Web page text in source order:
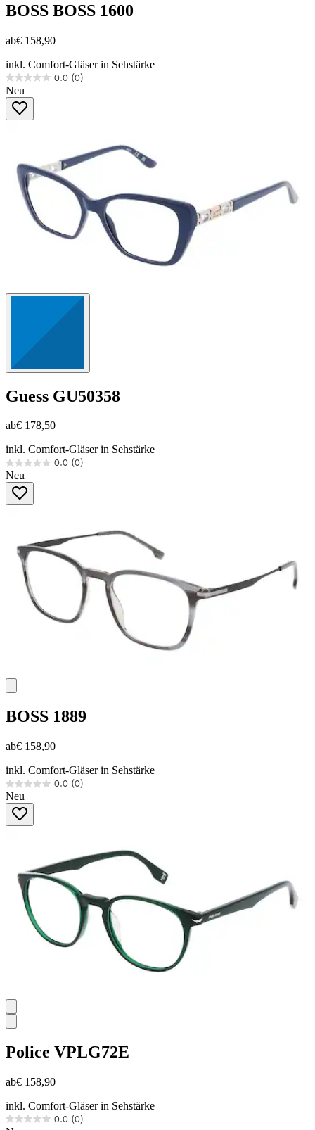
BOSS BOSS 1600
ab€ 158,90
inkl. Comfort-Gläser in Sehstärke
0.0 (0)
0.0
von
Sternen.
Neu
Guess GU50358
ab€ 178,50
inkl. Comfort-Gläser in Sehstärke
0.0 (0)
0.0
von
Sternen.
Neu
BOSS 1889
ab€ 158,90
inkl. Comfort-Gläser in Sehstärke
0.0 (0)
0.0
von
Sternen.
Neu
Police VPLG72E
ab€ 158,90
inkl. Comfort-Gläser in Sehstärke
0.0 (0)
0.0